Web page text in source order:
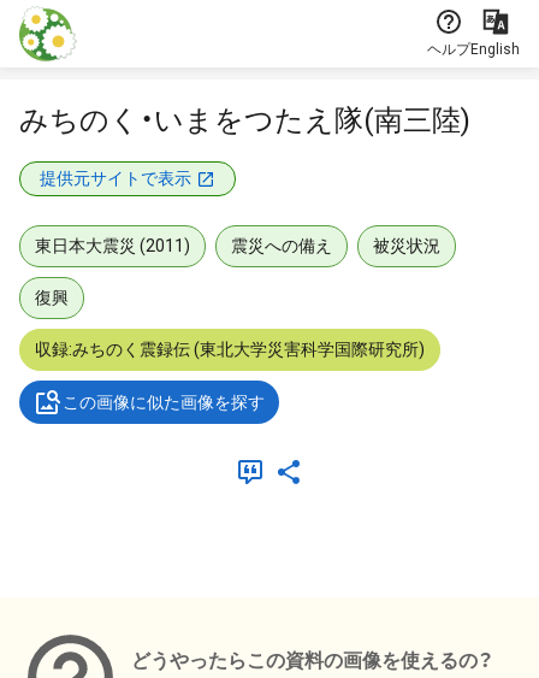
本文に飛ぶ
ヘルプEnglish
みちのく・いまをつたえ隊(南三陸)
提供元サイトで表示
東日本大震災 (2011) 震災への備え 被災状況
復興
収録:みちのく震録伝 (東北大学災害科学国際研究所)
この画像に似た画像を探す
どうやったらこの資料の画像を使えるの？